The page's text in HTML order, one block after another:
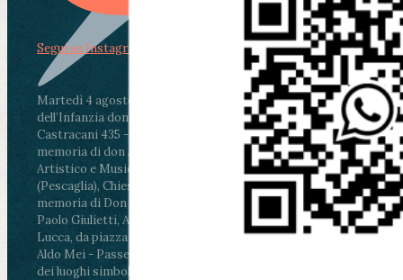
Martedì 4 agosto2026
ore 11:30 - Lucca, Scuola
dell’Infanzia don Aldo Mei - Viale Castruccio
Castracani 435 - Inaugurazione murales in
memoria di don Aldo Mei curato dal Liceo
Artistico e Musicale “Passaglia”
ore 18 - Fiano
(Pescaglia), Chiesa parrocchiale - Messa in
memoria di Don Aldo Mei celebrata da mons.
Paolo Giulietti, Arcivescovo di Lucca
ore 20.30 -
Lucca, da piazza San Michele al Cippo di don
Aldo Mei - Passeggiata della Memoria in alcuni
dei luoghi simbolo della città. Ritrovo alle ore
Segui su Instagram